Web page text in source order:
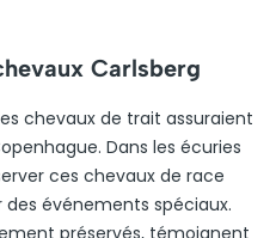
Carlsberg
chevaux de trait assuraient
Dans les écuries
ces chevaux de race
événements spéciaux.
préservés, témoignent